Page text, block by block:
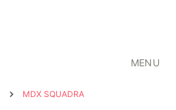
MENU
MDX SQUADRA